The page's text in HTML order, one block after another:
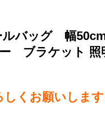
バッグ 幅
ブラケット 照
くお願いします